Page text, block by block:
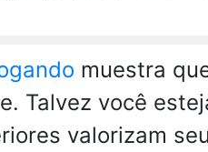
muestra
Talvez você
valorizam